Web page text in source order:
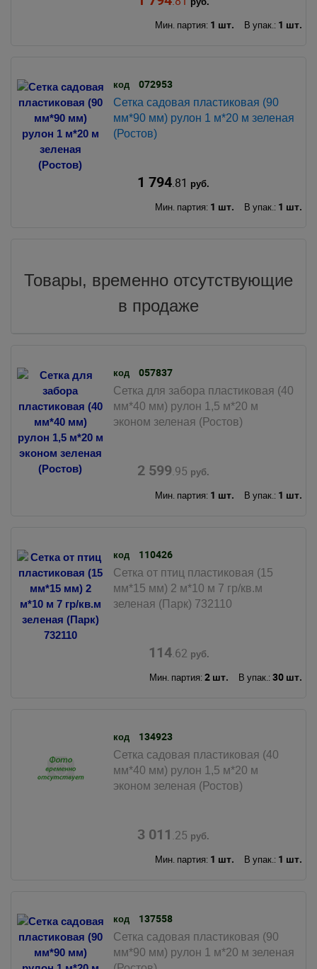
Мин. партия: 1 шт. В упак.: 1 шт.
код 072953
Сетка садовая пластиковая (90
мм*90 мм) рулон 1 м*20 м зеленая
(Ростов)
1 794.81 руб.
Мин. партия: 1 шт. В упак.: 1 шт.
Товары, временно отсутствующие
в продаже
код 057837
Сетка для забора пластиковая (40
мм*40 мм) рулон 1,5 м*20 м
эконом зеленая (Ростов)
2 599.95 руб.
Мин. партия: 1 шт. В упак.: 1 шт.
код 110426
Сетка от птиц пластиковая (15
мм*15 мм) 2 м*10 м 7 гр/кв.м
зеленая (Парк) 732110
114.62 руб.
Мин. партия: 2 шт. В упак.: 30 шт.
код 134923
Сетка садовая пластиковая (40
мм*40 мм) рулон 1,5 м*20 м
эконом зеленая (Ростов)
3 011.25 руб.
Мин. партия: 1 шт. В упак.: 1 шт.
код 137558
Сетка садовая пластиковая (90
мм*90 мм) рулон 1 м*20 м зеленая